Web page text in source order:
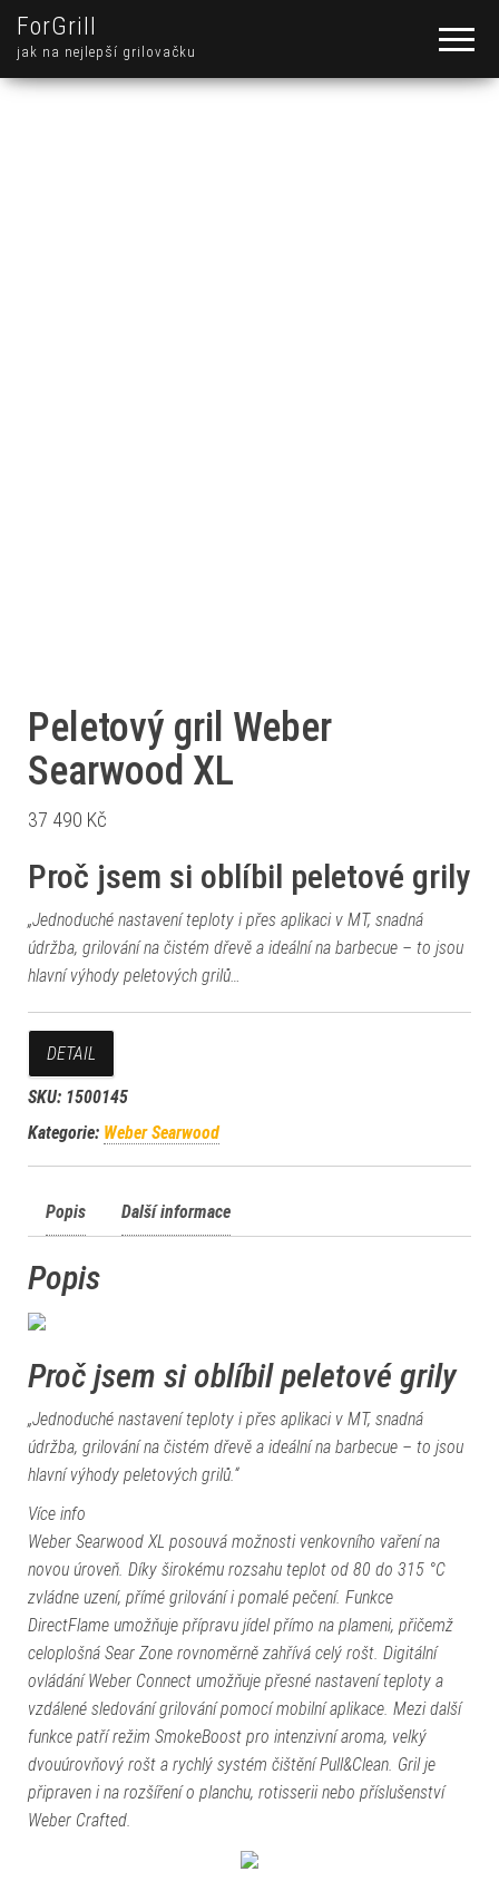
ForGrill
jak na nejlepší grilovačku
Peletový gril Weber
Searwood XL
37 490 Kč
Proč jsem si oblíbil peletové grily
„Jednoduché nastavení teploty i přes aplikaci v MT, snadná
údržba, grilování na čistém dřevě a ideální na barbecue – to jsou
hlavní výhody peletových grilů…
DETAIL
SKU: 1500145
Kategorie: Weber Searwood
Popis Další informace
Popis
Proč jsem si oblíbil peletové grily
„Jednoduché nastavení teploty i přes aplikaci v MT, snadná
údržba, grilování na čistém dřevě a ideální na barbecue – to jsou
hlavní výhody peletových grilů.“
Více info
Weber Searwood XL posouvá možnosti venkovního vaření na
novou úroveň Díky širokému rozsahu teplot od 80 do 315 °C
zvládne uzení, přímé grilování i pomalé pečení. Funkce
DirectFlame umožňuje přípravu jídel přímo na plameni, přičemž
celoplošná Sear Zone rovnoměrně zahřívá celý rošt Digitální
ovládání Weber Connect umožňuje přesné nastavení teploty a
vzdálené sledování grilování pomocí mobilní aplikace Mezi další
funkce patří režim SmokeBoost pro intenzivní aroma, velký
dvouúrovňový rošt a rychlý systém čištění Pull&Clean Gril je
připraven i na rozšíření o planchu, rotisserii nebo příslušenství
Weber Crafted